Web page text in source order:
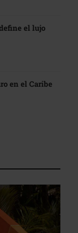
el lujo
en el Caribe